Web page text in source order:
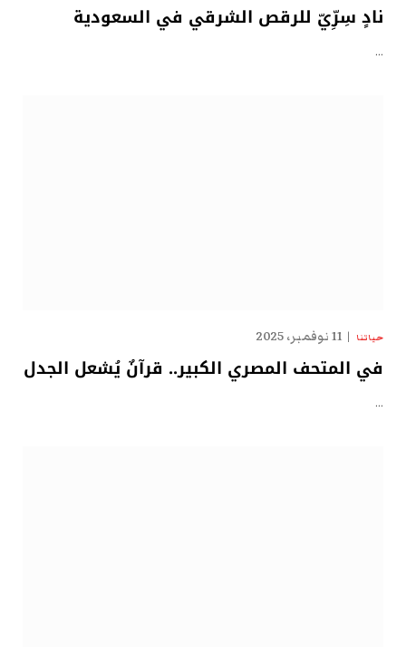
نادٍ سِرِّيّ للرقص الشرقي في السعودية
…
حياتنا 11 نوفمبر، 2025
في المتحف المصري الكبير.. قرآنٌ يُشعل الجدل
…